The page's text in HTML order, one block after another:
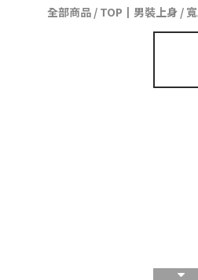
全部商品 / TOP┃男裝上身 /